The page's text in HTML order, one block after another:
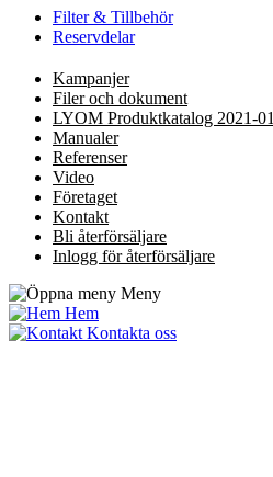
Filter & Tillbehör
Reservdelar
Kampanjer
Filer och dokument
LYOM Produktkatalog 2021-01
Manualer
Referenser
Video
Företaget
Kontakt
Bli återförsäljare
Inlogg för återförsäljare
Meny
Hem
Kontakta oss